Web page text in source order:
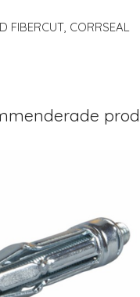
FIBERCUT, CORRSEAL